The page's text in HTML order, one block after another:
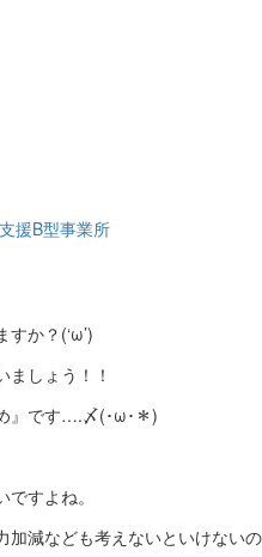
か？(‘ω’)
しょう！！
』です….〆(･ω･＊)
すよね。
加減なども考えないといけないの